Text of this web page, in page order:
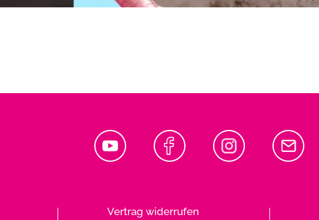
Vertrag widerrufen